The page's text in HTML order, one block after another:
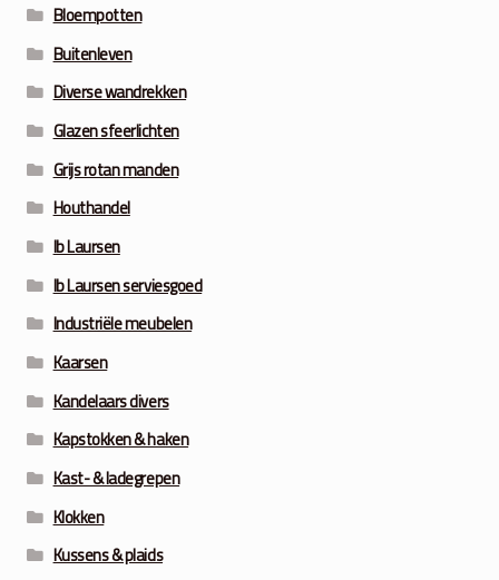
Bloempotten
Buitenleven
Diverse wandrekken
Glazen sfeerlichten
Grijs rotan manden
Houthandel
Ib Laursen
Ib Laursen serviesgoed
Industriële meubelen
Kaarsen
Kandelaars divers
Kapstokken & haken
Kast- & ladegrepen
Klokken
Kussens & plaids